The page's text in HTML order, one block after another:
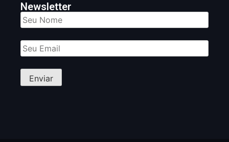
Newsletter